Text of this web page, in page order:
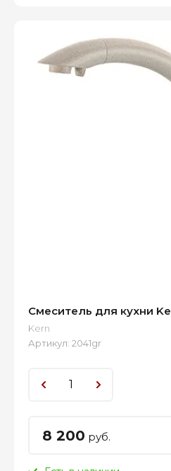
Смеситель для кухни
Kern
Артикул: 2041gr
8 200 руб.